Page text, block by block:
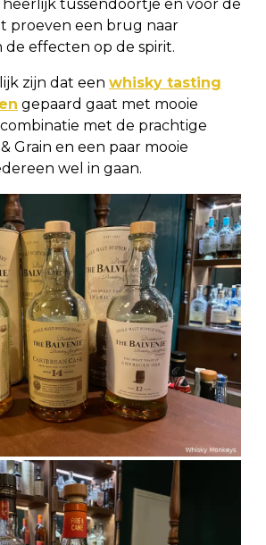
heerlijk tussendoortje en voor de
proeven een brug naar
de effecten op de spirit.
zijn dat een whisky tasting
gepaard gaat met mooie
met de prachtige
Grain en een paar mooie
wel in gaan.